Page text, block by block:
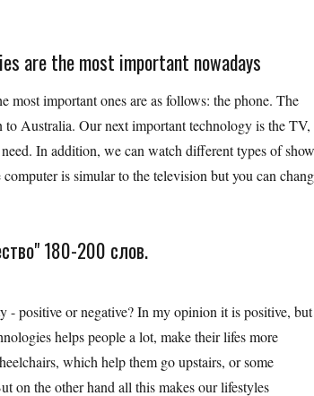
are the most important nowadays
most important ones are as follows: the phone. The
to Australia. Our next important technology is the TV,
In addition, we can watch different types of
is simular to the television but you can
180-200 слов.
- positive or negative? In my opinion it is positive, but
helps people a lot, make their lifes more
which help them go upstairs, or some
on the other hand all this makes our lifestyles